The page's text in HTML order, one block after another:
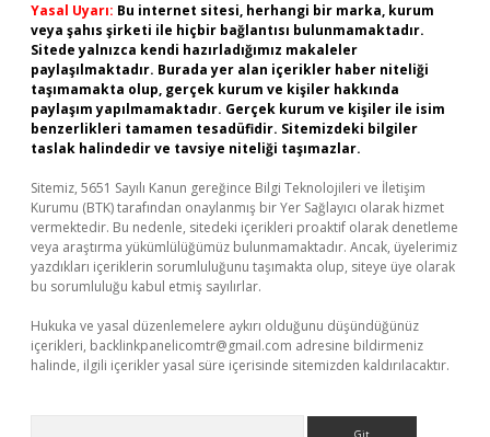
Yasal Uyarı: Bu internet sitesi, herhangi bir marka, kurum
veya şahıs şirketi ile hiçbir bağlantısı bulunmamaktadır.
Sitede yalnızca kendi hazırladığımız makaleler
paylaşılmaktadır. Burada yer alan içerikler haber niteliği
taşımamakta olup, gerçek kurum ve kişiler hakkında
paylaşım yapılmamaktadır. Gerçek kurum ve kişiler ile isim
benzerlikleri tamamen tesadüfidir. Sitemizdeki bilgiler
taslak halindedir ve tavsiye niteliği taşımazlar.
Sitemiz, 5651 Sayılı Kanun gereğince Bilgi Teknolojileri ve İletişim
Kurumu (BTK) tarafından onaylanmış bir Yer Sağlayıcı olarak hizmet
vermektedir. Bu nedenle, sitedeki içerikleri proaktif olarak denetleme
veya araştırma yükümlülüğümüz bulunmamaktadır. Ancak, üyelerimiz
yazdıkları içeriklerin sorumluluğunu taşımakta olup, siteye üye olarak
bu sorumluluğu kabul etmiş sayılırlar.
Hukuka ve yasal düzenlemelere aykırı olduğunu düşündüğünüz
içerikleri, backlinkpanelicomtr@gmail.com adresine bildirmeniz
halinde, ilgili içerikler yasal süre içerisinde sitemizden kaldırılacaktır.